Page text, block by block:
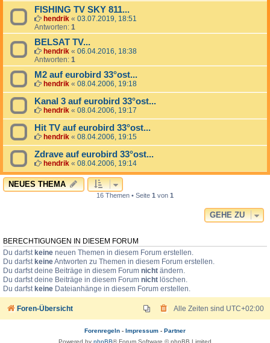
FISHING TV SKY 811...
hendrik « 03.07.2019, 18:51
Antworten: 1
BELSAT TV...
hendrik « 06.04.2016, 18:38
Antworten: 1
M2 auf eurobird 33°ost...
hendrik « 08.04.2006, 19:18
Kanal 3 auf eurobird 33°ost...
hendrik « 08.04.2006, 19:17
Hit TV auf eurobird 33°ost...
hendrik « 08.04.2006, 19:15
Zdrave auf eurobird 33°ost...
hendrik « 08.04.2006, 19:14
NEUES THEMA
16 Themen • Seite 1 von 1
GEHE ZU
BERECHTIGUNGEN IN DIESEM FORUM
Du darfst keine neuen Themen in diesem Forum erstellen.
Du darfst keineAntworten zu Themen in diesem Forum erstellen.
Du darfst deine Beiträge in diesem Forum nicht ändern.
Du darfst deine Beiträge in diesem Forum nicht löschen.
Du darfst keine Dateianhänge in diesem Forum erstellen.
Foren-Übersicht Alle Zeiten sind UTC+02:00
Forenregeln - Impressum - Partner